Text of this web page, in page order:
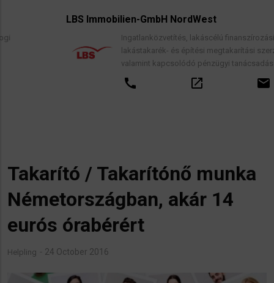
LBS Immobilien-GmbH NordWest
Ingatlanközvetítés, lakáscélú finanszírozási hitelek,
lakástakarék- és építési megtakarítási szerződések,
valamint kapcsolódó pénzügyi tanácsadás.
Takarító / Takarítónő munka
Németországban, akár 14
eurós órabérért
Helpling 24 October 2016